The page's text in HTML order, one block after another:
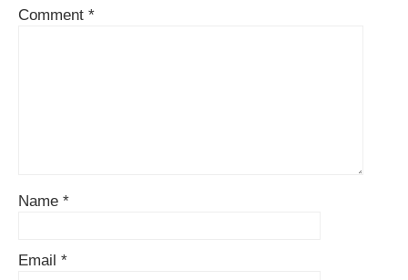
Comment *
Name *
Email *